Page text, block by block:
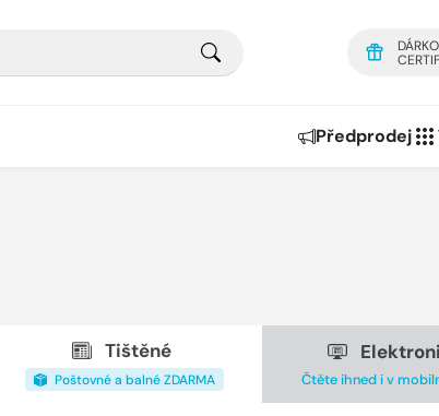
Předprodej
Tištěné
Poštovné a balné ZDARMA Čtěte ihned i v